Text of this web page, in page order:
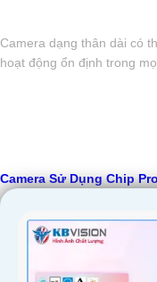
Camera dạng thân dài có
hoạt động ổn định trong
Camera Sử Dụng Chip